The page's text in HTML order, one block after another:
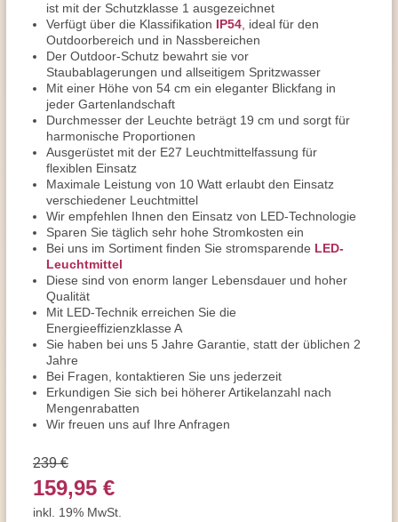
ist mit der Schutzklasse 1 ausgezeichnet
Verfügt über die Klassifikation IP54 , ideal für den
Outdoorbereich und in Nassbereichen
Der Outdoor-Schutz bewahrt sie vor
Staubablagerungen und allseitigem Spritzwasser
Mit einer Höhe von 54 cm ein eleganter Blickfang in
jeder Gartenlandschaft
Durchmesser der Leuchte beträgt 19 cm und sorgt für
harmonische Proportionen
Ausgerüstet mit der E27 Leuchtmittelfassung für
flexiblen Einsatz
Maximale Leistung von 10 Watt erlaubt den Einsatz
verschiedener Leuchtmittel
Wir empfehlen Ihnen den Einsatz von LED-Technologie
Sparen Sie täglich sehr hohe Stromkosten ein
Bei uns im Sortiment finden Sie stromsparende LED-
Leuchtmittel
Diese sind von enorm langer Lebensdauer und hoher
Qualität
Mit LED-Technik erreichen Sie die
Energieeffizienzklasse A
Sie haben bei uns 5 Jahre Garantie, statt der üblichen 2
Jahre
Bei Fragen, kontaktieren Sie uns jederzeit
Erkundigen Sie sich bei höherer Artikelanzahl nach
Mengenrabatten
Wir freuen uns auf Ihre Anfragen
239 €
159,95 €
inkl. 19% MwSt.